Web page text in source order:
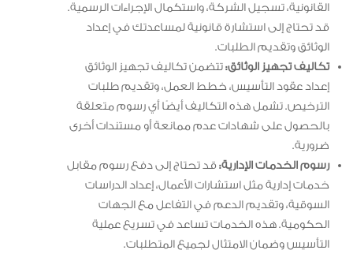
القانونية، تسجيل الشركة، واستكمال الإجراءات الرسمية.
قد تحتاج إلى استشارة قانونية لمساعدتك في إعداد
الوثائق وتقديم الطلبات.
تكاليف تجهيز الوثائق:تتضمن تكاليف تجهيز الوثائق
إعداد عقود التأسيس، خطط العمل، وتقديم طلبات
الترخيص. تشمل هذه التكاليف أيضًا أي رسوم متعلقة
بالحصول على شهادات عدم ممانعة أو مستندات أخرى
ضرورية.
رسوم الخدمات الإدارية:قد تحتاج إلى دفع رسوم مقابل
خدمات إدارية مثل استشارات الأعمال، إعداد الدراسات
السوقية، وتقديم الدعم في التفاعل مع الجهات
الحكومية. هذه الخدمات تساعد في تسريع عملية
التأسيس وضمان الامتثال لجميع المتطلبات.